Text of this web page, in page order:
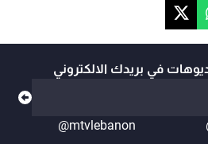
في بريدك الالكتروني
@mtvlebanon